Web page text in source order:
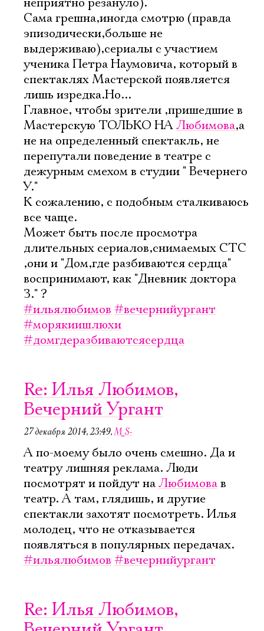
Сама грешна,иногда смотрю (правда
эпизодически,больше не
выдерживаю),сериалы с участием
ученика Петра Наумовича, который в
спектаклях Мастерской появляется
лишь изредка.Но...
Главное, чтобы зрители ,пришедшие в
Мастерскую ТОЛЬКО НАЛюбимова,а
не на определенный спектакль, не
перепутали поведение в театре с
дежурным смехом в студии " Вечернего
У."
К сожалению, с подобным сталкиваюсь
все чаще.
Может быть после просмотра
длительных сериалов,снимаемых СТС
,они и "Дом,где разбиваются сердца"
воспринимают, как "Дневник доктора
З." ?
#ильялюбимов #вечернийургант
#морякиишлюхи
#домгдеразбиваютсясердца
Re: Илья Любимов,
Вечерний Ургант
27 декабря 2014, 23:49,M_S-
А по-моему было очень смешно. Да и
театру лишняя реклама. Люди
посмотрят и пойдут наЛюбимовав
театр. А там, глядишь, и другие
спектакли захотят посмотреть. Илья
молодец, что не отказывается
появляться в популярных передачах.
#ильялюбимов #вечернийургант
Re: Илья Любимов,